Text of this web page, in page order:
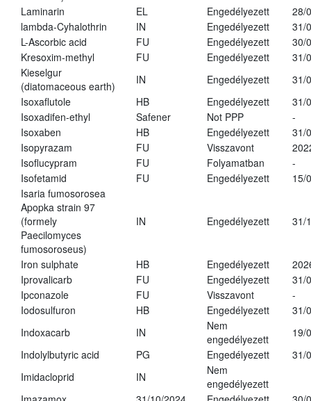
Laminarin
EL Engedélyezett
28/
lambda-Cyhalothrin
IN Engedélyezett
31/
L-Ascorbic acid
FU Engedélyezett
30/
Kresoxim-methyl
FU Engedélyezett
31/
Kieselgur
(diatomaceous earth)
IN Engedélyezett
31/
Isoxaflutole
HB Engedélyezett
31/
Isoxadifen-ethyl
Safener Not PPP
-
Isoxaben
HB Engedélyezett
31/
Isopyrazam
FU Visszavont
Isoflucypram
FU Folyamatban
-
Isofetamid
FU Engedélyezett
15/
Isaria fumosorosea
Apopka strain 97
(formely
Paecilomyces
fumosoroseus)
IN Engedélyezett 31/
Iron sulphate HB Engedélyezett
Iprovalicarb
FU Engedélyezett
31/
Ipconazole
FU Visszavont
-
Iodosulfuron
HB Engedélyezett
31/
Indoxacarb
IN
Nem
engedélyezett
19/
Indolylbutyric acid
PG Engedélyezett
31/
Imidacloprid
IN
Nem
engedélyezett